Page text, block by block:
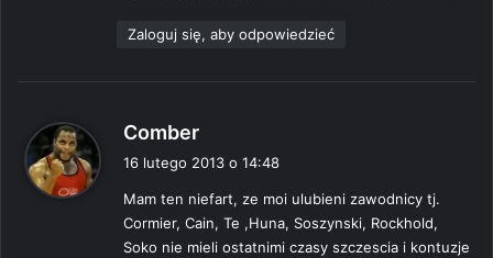
Zaloguj się, aby odpowiedzieć
Comber
z
e
:
16 lutego 2013 o 14:48
Mam ten niefart, ze moi ulubieni zawodnicy tj.
Cormier, Cain, Te ,Huna, Soszynski, Rockhold,
Soko nie mieli ostatnimi czasy szczescia i kontuzje